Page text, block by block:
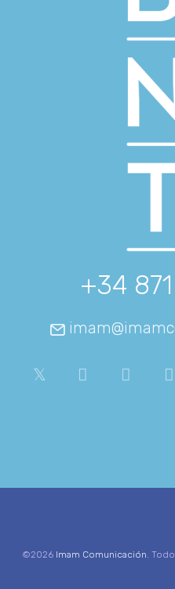
+34
©2026 Imam Comunicación.